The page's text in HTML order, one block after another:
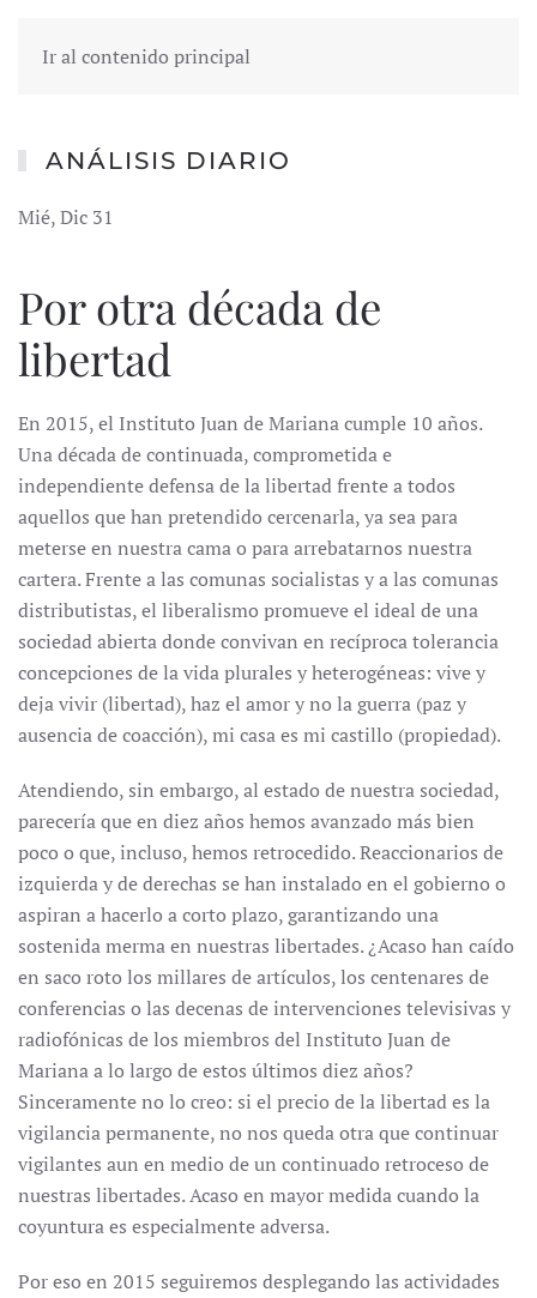
Ir al contenido principal
ANÁLISIS DIARIO
Mié, Dic 31
Por otra década de
libertad
En 2015, el Instituto Juan de Mariana cumple 10 años.
Una década de continuada, comprometida e
independiente defensa de la libertad frente a todos
aquellos que han pretendido cercenarla, ya sea para
meterse en nuestra cama o para arrebatarnos nuestra
cartera. Frente a las comunas socialistas y a las comunas
distributistas, el liberalismo promueve el ideal de una
sociedad abierta donde convivan en recíproca tolerancia
concepciones de la vida plurales y heterogéneas: vive y
deja vivir (libertad), haz el amor y no la guerra (paz y
ausencia de coacción), mi casa es mi castillo (propiedad).
Atendiendo, sin embargo, al estado de nuestra sociedad,
parecería que en diez años hemos avanzado más bien
poco o que, incluso, hemos retrocedido. Reaccionarios de
izquierda y de derechas se han instalado en el gobierno o
aspiran a hacerlo a corto plazo, garantizando una
sostenida merma en nuestras libertades. ¿Acaso han caído
en saco roto los millares de artículos, los centenares de
conferencias o las decenas de intervenciones televisivas y
radiofónicas de los miembros del Instituto Juan de
Mariana a lo largo de estos últimos diez años?
Sinceramente no lo creo: si el precio de la libertad es la
vigilancia permanente, no nos queda otra que continuar
vigilantes aun en medio de un continuado retroceso de
nuestras libertades. Acaso en mayor medida cuando la
coyuntura es especialmente adversa.
Por eso en 2015 seguiremos desplegando las actividades